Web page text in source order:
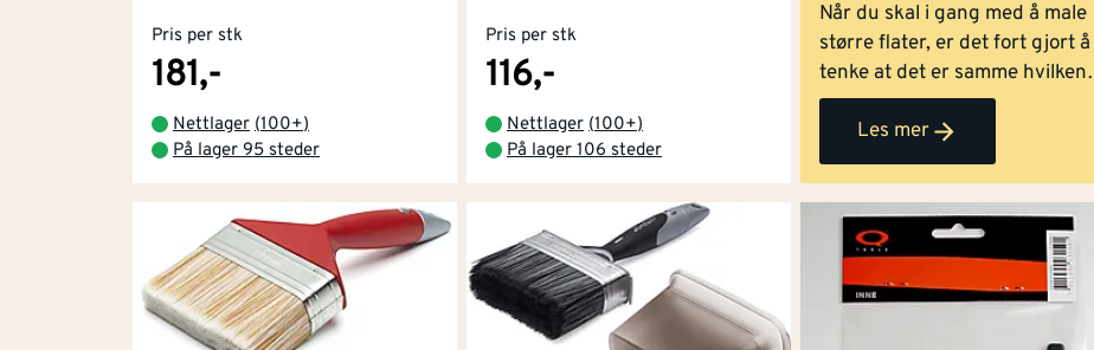
Pris per stk
181,-
Nettlager (100+)
På lager 95 steder
Pris per stk
116,-
Nettlager (100+)
På lager 106 steder
Når du skal i gang med å male
større flater, er det fort gjort å
tenke at det er samme hvilken
malerull du velger å benytte.
Men, når du er ute etter et godt
resultat, er det viktig å velge
rett kvalitet på malerullen – og
påse at den har egenskaper
som er tilpasset underlaget du
skal male. I denne guiden gir
Jordan deg hjelp på veien til å
velge riktig malerull for ditt
Les mer